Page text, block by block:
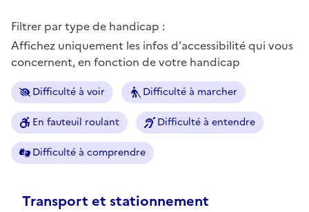
Filtrer par type de handicap :
Affichez uniquement les infos d'accessibilité qui vous
concernent, en fonction de votre handicap
Difficulté à voir Difficulté à marcher
En fauteuil roulant Difficulté à entendre
Difficulté à comprendre
Transport et stationnement